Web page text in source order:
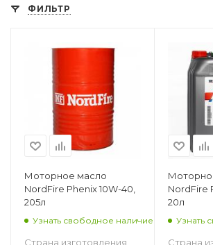
ФИЛЬТР
Моторное масло
NordFire Phenix 10W-40,
205л
Узнать свободное наличие
Страна изготовления
NordFire
20л
Узнать
Страна